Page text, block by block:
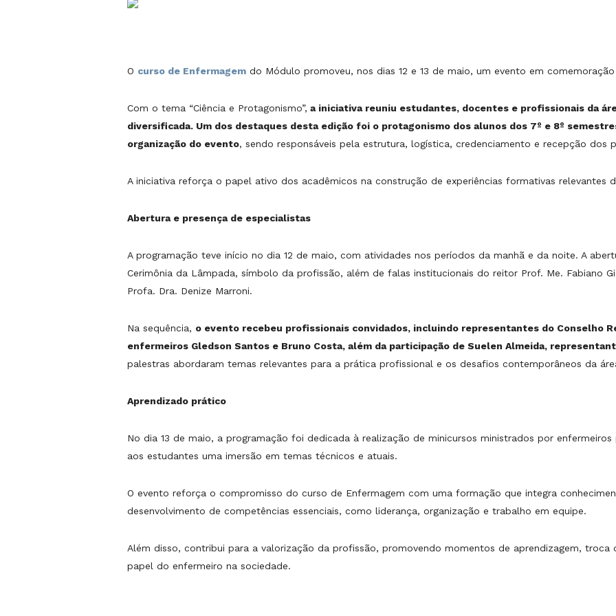
O curso de Enfermagem do Módulo promoveu, nos dias 12 e 13 de maio, um evento em
Com o tema “Ciência e Protagonismo”, a iniciativa reuniu estudantes, docentes e profissionais da
diversificada. Um dos destaques desta edição foi o protagonismo dos alunos dos 7º e 8º
organização do evento, sendo responsáveis pela estrutura, logística, credenciamento e recepção dos
A iniciativa reforça o papel ativo dos acadêmicos na construção de experiências formativas relevantes
Abertura e presença de especialistas
A programação teve início no dia 12 de maio, com atividades nos períodos da manhã e da noite. A
Cerimônia da Lâmpada, símbolo da profissão, além de falas institucionais do reitor Prof. Me. Fabiano
Profa. Dra. Denize Marroni.
Na sequência, o evento recebeu profissionais convidados, incluindo representantes do Conselho
enfermeiros Gledson Santos e Bruno Costa, além da participação de Suelen Almeida,
palestras abordaram temas relevantes para a prática profissional e os desafios contemporâneos da
Aprendizado prático
No dia 13 de maio, a programação foi dedicada à realização de minicursos ministrados por
aos estudantes uma imersão em temas técnicos e atuais.
O evento reforça o compromisso do curso de Enfermagem com uma formação que integra
desenvolvimento de competências essenciais, como liderança, organização e trabalho em equipe.
Além disso, contribui para a valorização da profissão, promovendo momentos de aprendizagem, troca
papel do enfermeiro na sociedade.